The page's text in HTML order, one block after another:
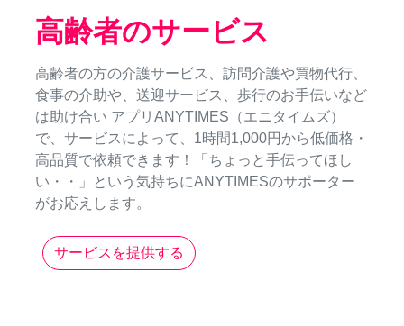
高齢者のサービス
高齢者の方の介護サービス、訪問介護や買物代行、
食事の介助や、送迎サービス、歩行のお手伝いなど
は助け合い アプリANYTIMES（エニタイムズ）
で、サービスによって、1時間1,000円から低価格・
高品質で依頼できます！「ちょっと手伝ってほし
い・・」という気持ちにANYTIMESのサポーター
がお応えします。
サービスを提供する